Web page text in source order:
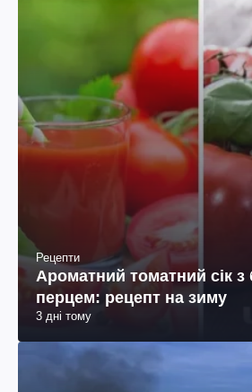
Рецепти
Ароматний томатний сік з
перцем: рецепт на зиму
3 дні тому